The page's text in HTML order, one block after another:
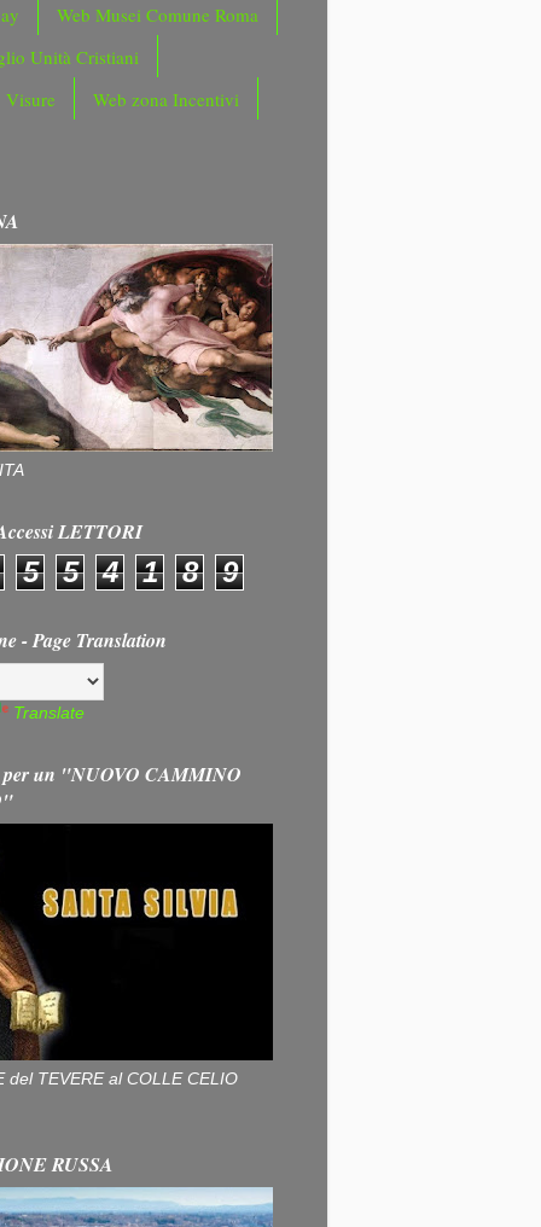
Web Musei Comune Roma
Unità Cristiani
Visure
Web zona Incentivi
LETTORI
5 5 4 1 8 9
- Page Translation
Translate
per un "NUOVO CAMMINO
del TEVERE al COLLE CELIO
RUSSA